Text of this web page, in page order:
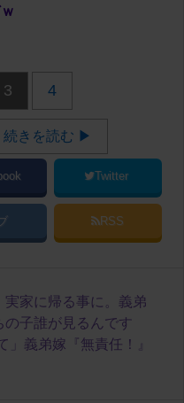
3 4
続きを読む ▶
Twitter
RSS
実家に帰る事に。義弟
子誰が見るんです
」義弟嫁『無責任！』